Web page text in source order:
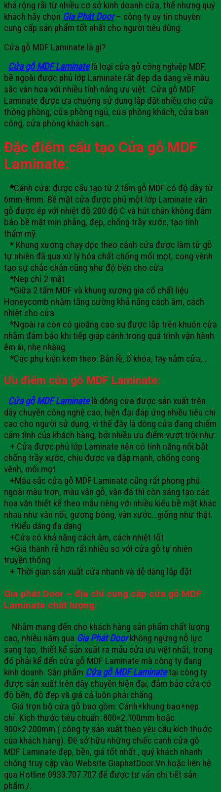
khá rộng rãi từ nhiều cơ sở kinh doanh cửa, thế nhưng quý
khách hãy chọn Gia Phát Door– công ty uy tín chuyên
cung cấp sản phẩm tốt nhất cho người tiêu dùng.
Cửa gỗ MDF Laminate là gì?
Cửa gỗ MDF Laminatelà loại cửa gỗ công nghiệp MDF,
bề ngoài được phủ lớp Laminate rất đẹp đa dạng về màu
sắc vân hoa với nhiều tính năng ưu việt. Cửa gỗ MDF
Laminate được ưa chuộng sử dụng lắp đặt nhiều cho cửa
thông phòng, cửa phòng ngủ, cửa phòng khách, cửa ban
công, cửa phòng khách sạn…
Đặc điểm cấu tạo Cửa gỗ MDF
Laminate:
*Cánh cửa: được cấu tạo từ 2 tấm gỗ MDF có độ dày từ
6mm-8mm. Bề mặt cửa được phủ một lớp Laminate vân
gỗ được ép với nhiệt độ 200 độ C và hút chân không đảm
bảo bề mặt mịn phẳng, đẹp, chống trầy xước, tạo tính
thẩm mỹ.
* Khung xương chạy dọc theo cánh cửa được làm từ gỗ
tự nhiên đã qua xử lý hóa chất chống mối mọt, cong vênh
tạo sự chắc chắn cũng như độ bền cho cửa
*Nep chỉ 2 mặt
*Giữa 2 tấm MDF và khung xương gia cố chất liệu
Honeycomb nhằm tăng cường khả năng cách âm, cách
nhiệt cho cửa
*Ngoài ra còn có gioăng cao su được lắp trên khuôn cửa
nhằm đảm bảo khi tiếp giáp cánh trong quá trình vận hành
êm ái, nhẹ nhàng
*Các phụ kiện kèm theo: Bản lề, ổ khóa, tay nắm cửa,…
Ưu điểm cửa gỗ MDF Laminate:
Cửa gỗ MDF Laminatelà dòng cửa được sản xuất trên
dây chuyền công nghệ cao, hiện đại đáp ứng nhiều tiêu chí
cao cho người sử dụng, vì thế đây là dòng cửa đang chiếm
cảm tình của khách hàng, bởi nhiều ưu điểm vượt trội như:
+ Cửa được phủ lớp Laminate nên có tính năng nổi bật
chống trầy xước, chịu được va đập mạnh, chống cong
vênh, mối mọt
+Màu sắc cửa gỗ MDF Laminate cũng rất phong phú
ngoài màu trơn, màu vân gỗ, vân đá thì còn sáng tạo các
hoa văn thiết kế theo mẫu riêng với nhiều kiểu bề mặt khác
nhau như vân nổi, gương bóng, vân xước…giống như thật.
+Kiểu dáng đa dạng
+Cửa có khả năng cách âm, cách nhiệt tốt
+Giá thành rẻ hơn rất nhiều so với cửa gỗ tự nhiên
truyền thống
+ Thời gian sản xuất cửa nhanh và dễ dàng lắp đặt
Gia phát Door – địa chỉ cung cấp cửa gỗ MDF
Laminate chất lượng:
Nhằm mang đến cho khách hàng sản phẩm chất lượng
cao, nhiều năm qua Gia Phát Doorkhông ngừng nỗ lực
sáng tạo, thiết kế sản xuất ra mẫu cửa ưu việt nhất, trong
đó phải kể đến cửa gỗ MDF Laminate mà công ty đang
kinh doanh. Sản phẩm Cửa gỗ MDF Laminatetại công ty
được sản xuất trên dây chuyền hiện đại, đảm bảo cửa có
độ bền, độ đẹp và giá cả luôn phải chăng.
Giá trọn bộ cửa gỗ bao gồm: Cánh+khung bao+nẹp
chỉ. Kích thước tiêu chuẩn: 800×2.100mm hoặc
900×2.200mm ( công ty sản xuất theo yêu cầu kích thước
của khách hàng). Để sở hữu những chiếc cánh cửa gỗ
MDF Laminate đẹp, bền, giá tốt nhất , quý khách nhanh
chóng truy cập vào Website GiaphatDoor.Vn hoặc liên hệ
qua Hotline 0933.707.707 để được tư vấn chi tiết sản
phẩm./.